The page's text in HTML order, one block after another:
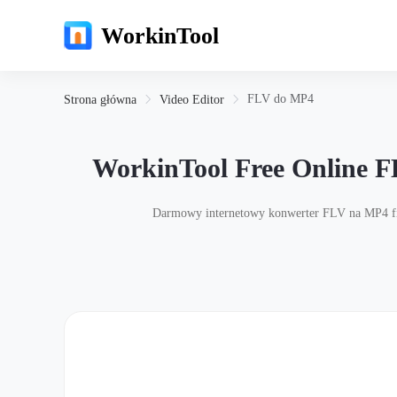
WorkinTool
Strona główna Video Editor FLV do MP4
WorkinTool Free Online
Darmowy internetowy konwerter FLV na MP4